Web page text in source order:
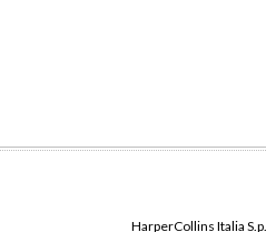
HarperCollins Italia